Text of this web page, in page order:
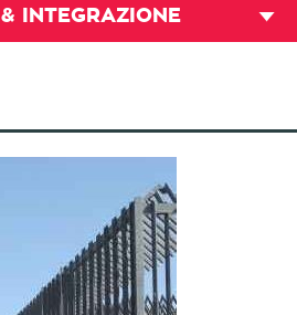
& INTEGRAZIONE